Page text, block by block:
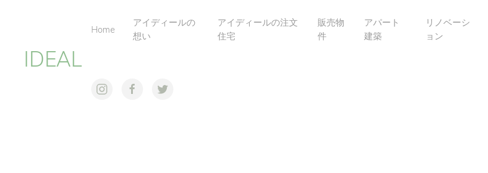
IDEAL
Home
アイディールの
想い
アイディールの注文
住宅
販売物
件
アパート
建築
リノベーシ
ョン